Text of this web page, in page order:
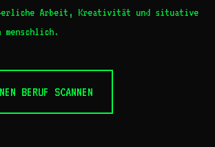
Arbeit, Kreativität und situative
menschlich.
BERUF SCANNEN